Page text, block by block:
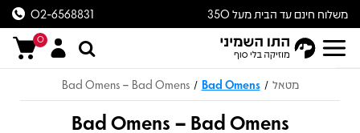
משלוח חינם עד הבית מעל 350
ש״ח
02-6568831
0
מטאל /
Bad Omens
/
Bad Omens – Bad Omens
Bad Omens – Bad Omens